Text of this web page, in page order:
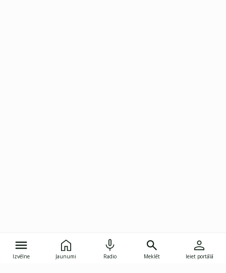
Izvēlne Jaunumi Radio Meklēt Ieiet portālā